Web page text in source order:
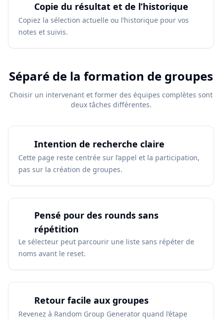
Copie du résultat et de l’historique
Copiez la sélection actuelle ou l’historique pour vos
notes et suivis.
Séparé de la formation de groupes
Choisir un intervenant et former des équipes complètes sont
deux tâches différentes.
Intention de recherche claire
Cette page reste centrée sur l’appel et la participation,
pas sur la création de groupes.
Pensé pour des rounds sans
répétition
Le sélecteur peut parcourir une liste sans répéter de
noms avant le reset.
Retour facile aux groupes
Revenez à Random Group Generator quand l’étape